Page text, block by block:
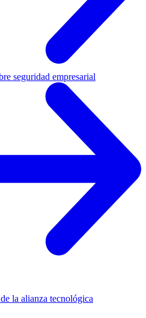
seguridad empresarial
la alianza tecnológica